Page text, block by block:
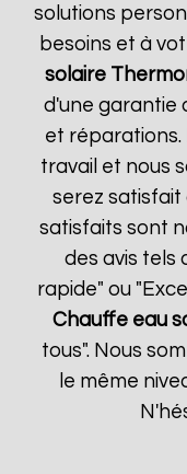
solutions
besoins et à
solaire
d'une garantie
et réparations.
travail et nous
serez satisfait
satisfaits sont
des avis tels
rapide" ou
Chauffe eau
tous". Nous
le même